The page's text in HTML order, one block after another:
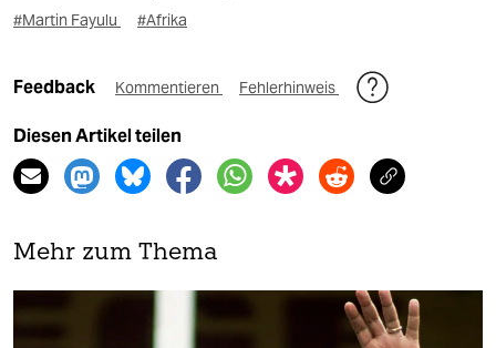
#Martin Fayulu
#Afrika
Feedback Kommentieren Fehlerhinweis
Diesen Artikel teilen
Mehr zum Thema